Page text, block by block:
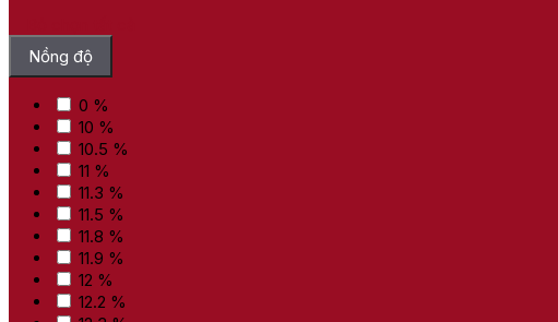
Nồng độ
0 %
10 %
10.5 %
11 %
11.3 %
11.5 %
11.8 %
11.9 %
12 %
12.2 %